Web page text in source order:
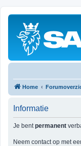
Home
Informatie
Je bentpermanent
Neem contact op met